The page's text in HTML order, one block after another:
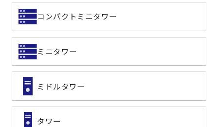
コンパクトミニタワー
ミニタワー
ミドルタワー
タワー